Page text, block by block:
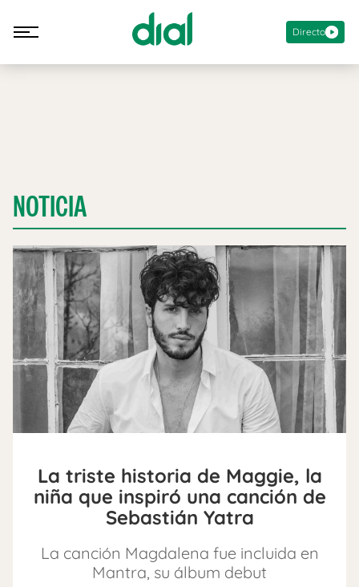
Directo
NOTICIA
La triste historia de Maggie, la
niña que inspiró una canción de
Sebastián Yatra
La canción Magdalena fue incluida en
Mantra, su álbum debut